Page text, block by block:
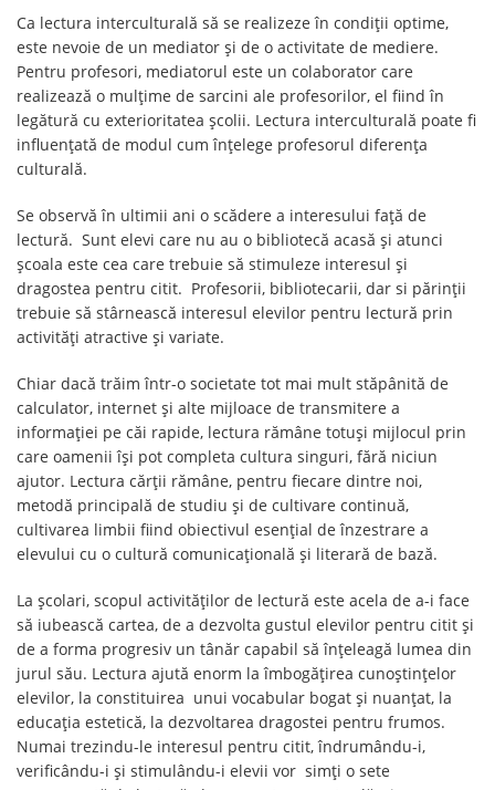
Ca lectura interculturală să se realizeze în condiții optime,
este nevoie de un mediator şi de o activitate de mediere.
Pentru profesori, mediatorul este un colaborator care
realizează o mulțime de sarcini ale profesorilor, el fiind în
legătură cu exterioritatea școlii. Lectura interculturală poate fi
influențată de modul cum înțelege profesorul diferența
culturală.
Se observă în ultimii ani o scădere a interesului faţă de
lectură. Sunt elevi care nu au o bibliotecă acasă şi atunci
școala este cea care trebuie să stimuleze interesul şi
dragostea pentru citit. Profesorii, bibliotecarii, dar si părinții
trebuie să stârnească interesul elevilor pentru lectură prin
activităţi atractive şi variate.
Chiar dacă trăim într-o societate tot mai mult stăpânită de
calculator, internet şi alte mijloace de transmitere a
informației pe căi rapide, lectura rămâne totuși mijlocul prin
care oamenii își pot completa cultura singuri, fără niciun
ajutor. Lectura cărții rămâne, pentru fiecare dintre noi,
metodă principală de studiu şi de cultivare continuă,
cultivarea limbii fiind obiectivul esențial de înzestrare a
elevului cu o cultură comunicațională şi literară de bază.
La școlari, scopul activităților de lectură este acela de a-i face
să iubească cartea, de a dezvolta gustul elevilor pentru citit și
de a forma progresiv un tânăr capabil să înțeleagă lumea din
jurul său. Lectura ajută enorm la îmbogățirea cunoștințelor
elevilor, la constituirea unui vocabular bogat şi nuanţat, la
educaţia estetică, la dezvoltarea dragostei pentru frumos.
Numai trezindu-le interesul pentru citit, îndrumându-i,
verificându-i şi stimulându-i elevii vor simţi o sete